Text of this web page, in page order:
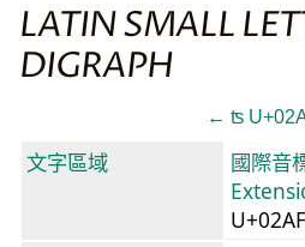
LATIN SMALL
DIGRAPH
← ʦ
文字區域
國際音